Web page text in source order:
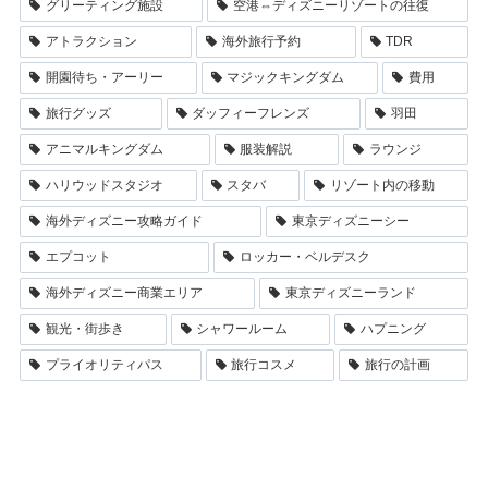
グリーティング施設 空港⇔ディズニーリゾートの往復
アトラクション 海外旅行予約 TDR
開園待ち・アーリー マジックキングダム 費用
旅行グッズ ダッフィーフレンズ 羽田
アニマルキングダム 服装解説 ラウンジ
ハリウッドスタジオ スタバ リゾート内の移動
海外ディズニー攻略ガイド 東京ディズニーシー
エプコット ロッカー・ベルデスク
海外ディズニー商業エリア 東京ディズニーランド
観光・街歩き シャワールーム ハプニング
プライオリティパス 旅行コスメ 旅行の計画